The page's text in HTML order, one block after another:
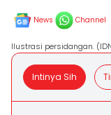
News Channel
Ilustrasi persidangan.
Intinya Sih